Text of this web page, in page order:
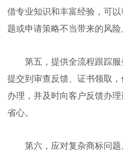
借专业知识和丰富经验，可
题或申请策略不当带来的风险
第五，提供全流程跟踪
提交到审查反馈、证书领取
办理，并及时向客户反馈办
省心。
第六，应对复杂商标问